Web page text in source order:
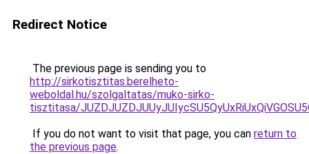
Redirect Notice
The previous page is sending you to
http://sirkotisztitas.berelheto-
weboldal.hu/szolgaltatas/muko-sirko-
tisztitasa/
If you do not want to visit that page, you can return to
the previous page.